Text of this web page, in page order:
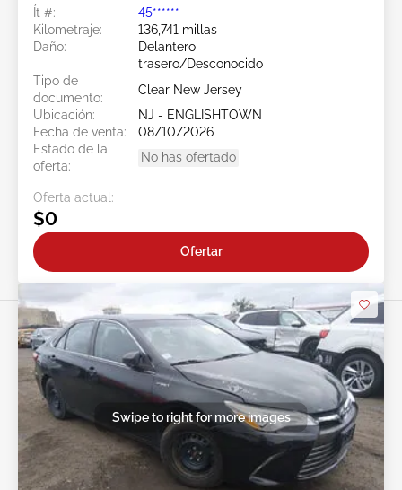
Ít #:
45******
Kilometraje:
136,741 millas
Daño:
Delantero
trasero/Desconocido
Tipo de
documento:
Clear New Jersey
Ubicación:
NJ - ENGLISHTOWN
Fecha de venta:
08/10/2026
Estado de la
oferta:
No has ofertado
Oferta actual:
$0
Ofertar
Swipe to right for more images